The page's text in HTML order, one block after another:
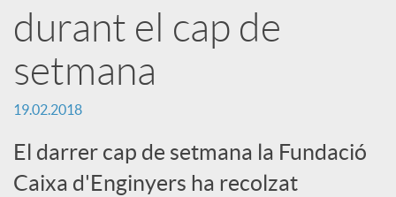
r
x
e
durant el cap de
setmana
19.02.2018
El darrer cap de setmana la Fundació
Caixa d'Enginyers ha recolzat